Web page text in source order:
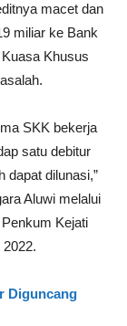
macet dan
miliar ke Bank
Khusus
SKK bekerja
satu debitur
dapat dilunasi,”
Aluwi melalui
Kejati
Diguncang